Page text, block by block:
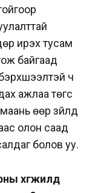
ирэх тусам
байгаад
ч
ажлаа төгс
өөр зүйлд
олон саад
болов уу.
хөгжилд